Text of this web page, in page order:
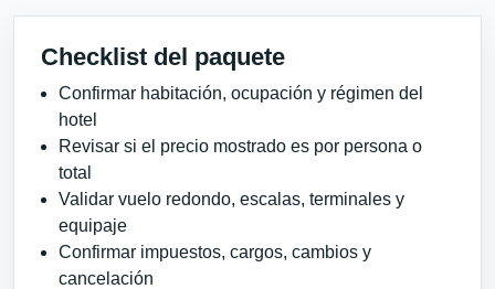
Checklist del paquete
Confirmar habitación, ocupación y régimen del
hotel
Revisar si el precio mostrado es por persona o
total
Validar vuelo redondo, escalas, terminales y
equipaje
Confirmar impuestos, cargos, cambios y
cancelación